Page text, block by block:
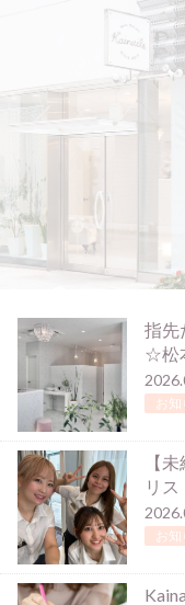
指先
☆松
お知
【
リス
お知